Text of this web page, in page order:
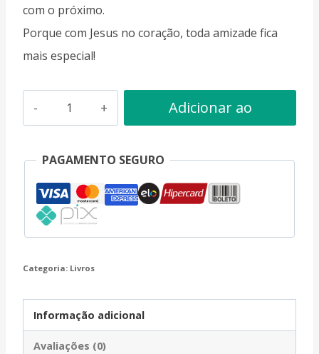
com o próximo.
Porque com Jesus no coração, toda amizade fica
mais especial!
Amizade:
Um
Deus!
quantidade
Adicionar ao
PAGAMENTO SEGURO
Categoria: Livros
Informação adicional
Avaliações (0)